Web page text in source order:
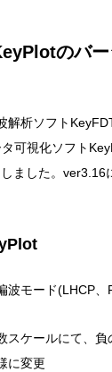
のバ
解析ソフト
可視化ソフト
ました。ver3.16
波モード(LHCP、
スケールにて、
に変更